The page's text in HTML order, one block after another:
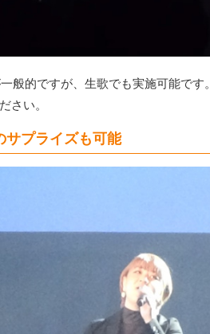
般的ですが、生歌でも実施可能です。
さい。
サプライズも可能